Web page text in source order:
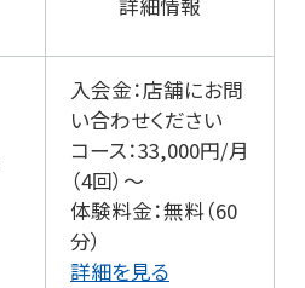
詳細情報
入会金：店舗にお問
い合わせください
コース：33,000円/月
（4回）～
体験料金：無料（60
分）
詳細を見る